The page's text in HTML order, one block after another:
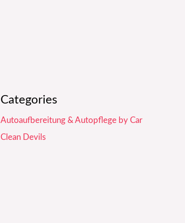
Categories
Autoaufbereitung & Autopflege by Car
Clean Devils